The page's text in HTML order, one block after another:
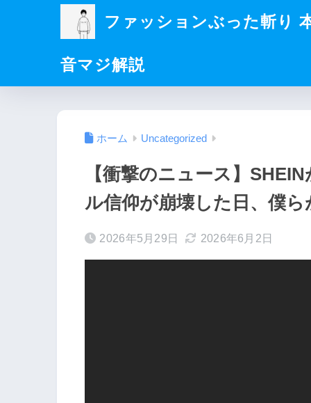
ファッションぶった斬り
音マジ解説
ホーム Uncategorized
【衝撃のニュース】
ル信仰が崩壊した日、僕
2026年5月29日 2026年6月2日